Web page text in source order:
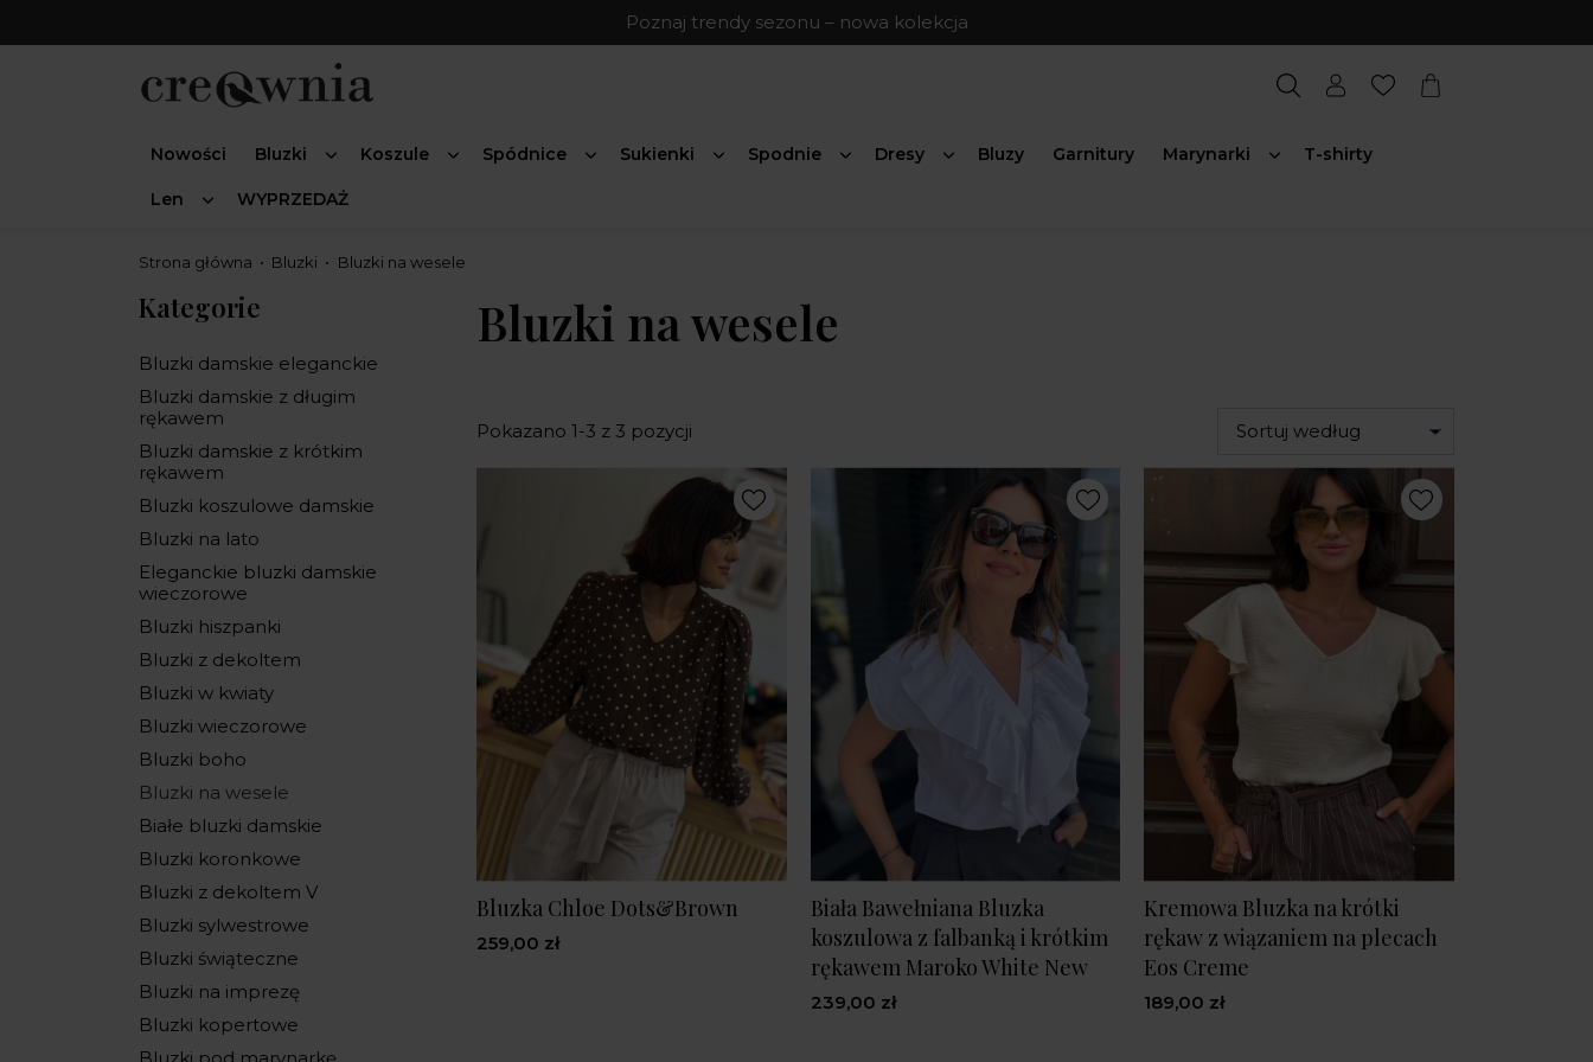
Poznaj trendy sezonu – nowa kolekcja
Nowości Bluzki Koszule Spódnice Sukienki Spodnie Dresy Bluzy Garnitury Marynarki T-shirty
Len WYPRZEDAŻ
Strona główna Bluzki Bluzki na wesele
Kategorie
Bluzki damskie eleganckie
Bluzki damskie z długim
rękawem
Bluzki damskie z krótkim
rękawem
Bluzki koszulowe damskie
Bluzki na lato
Eleganckie bluzki damskie
wieczorowe
Bluzki hiszpanki
Bluzki z dekoltem
Bluzki w kwiaty
Bluzki wieczorowe
Bluzki boho
Bluzki na wesele
Białe bluzki damskie
Bluzki koronkowe
Bluzki z dekoltem V
Bluzki sylwestrowe
Bluzki świąteczne
Bluzki na imprezę
Bluzki kopertowe
Bluzki na wesele
Pokazano 1-3 z 3 pozycji Sortuj według
Bluzka Chloe Dots&Brown
259,00 zł
Biała Bawełniana Bluzka
koszulowa z falbanką i krótkim
rękawem Maroko White New
239,00 zł
Kremowa Bluzka na krótki
rękaw z wiązaniem na plecach
Eos Creme
189,00 zł